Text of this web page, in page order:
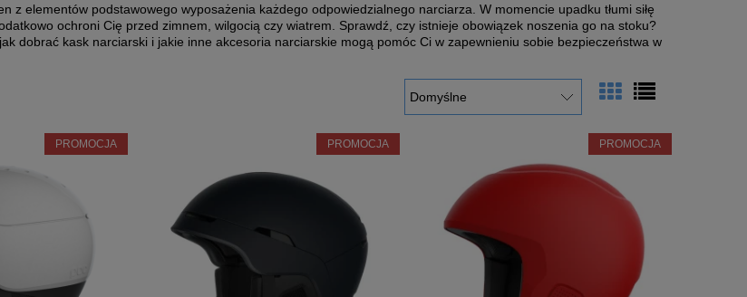
z elementów podstawowego wyposażenia każdego odpowiedzialnego narciarza. W momencie upadku tłumi siłę
ochroni Cię przed zimnem, wilgocią czy wiatrem. Sprawdź, czy istnieje obowiązek noszenia go na stoku?
dobrać kask narciarski i jakie inne akcesoria narciarskie mogą pomóc Ci w zapewnieniu sobie bezpieczeństwa w
PROMOCJA PROMOCJA PROMOCJA